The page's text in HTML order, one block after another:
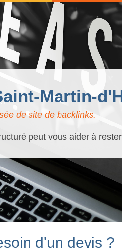
Martin-
de site de backlinks.
peut vous aider à
d'un devis ?